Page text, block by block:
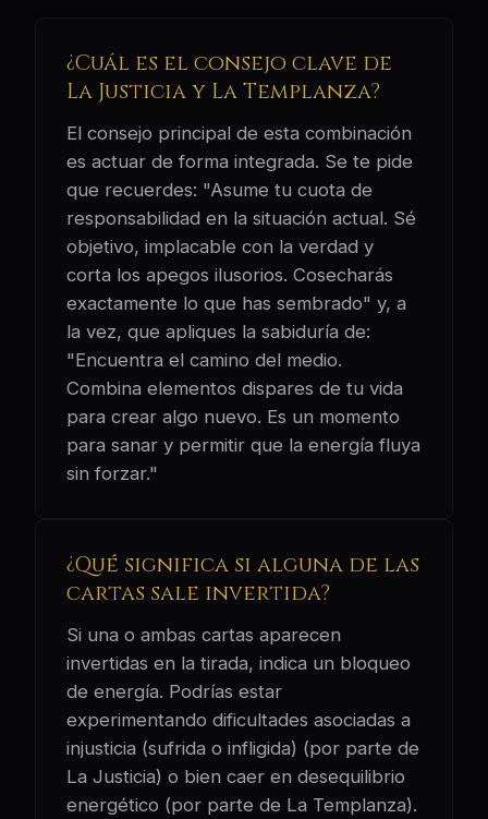
¿Cuál es el consejo clave de
La Justicia y La Templanza?
El consejo principal de esta combinación
es actuar de forma integrada. Se te pide
que recuerdes: "Asume tu cuota de
responsabilidad en la situación actual. Sé
objetivo, implacable con la verdad y
corta los apegos ilusorios. Cosecharás
exactamente lo que has sembrado" y, a
la vez, que apliques la sabiduría de:
"Encuentra el camino del medio.
Combina elementos dispares de tu vida
para crear algo nuevo. Es un momento
para sanar y permitir que la energía fluya
sin forzar."
¿Qué significa si alguna de las
cartas sale invertida?
Si una o ambas cartas aparecen
invertidas en la tirada, indica un bloqueo
de energía. Podrías estar
experimentando dificultades asociadas a
injusticia (sufrida o infligida) (por parte de
La Justicia) o bien caer en desequilibrio
energético (por parte de La Templanza).